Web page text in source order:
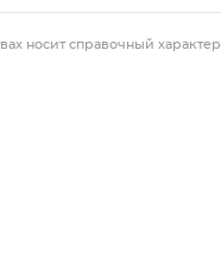
носит справочный характер.